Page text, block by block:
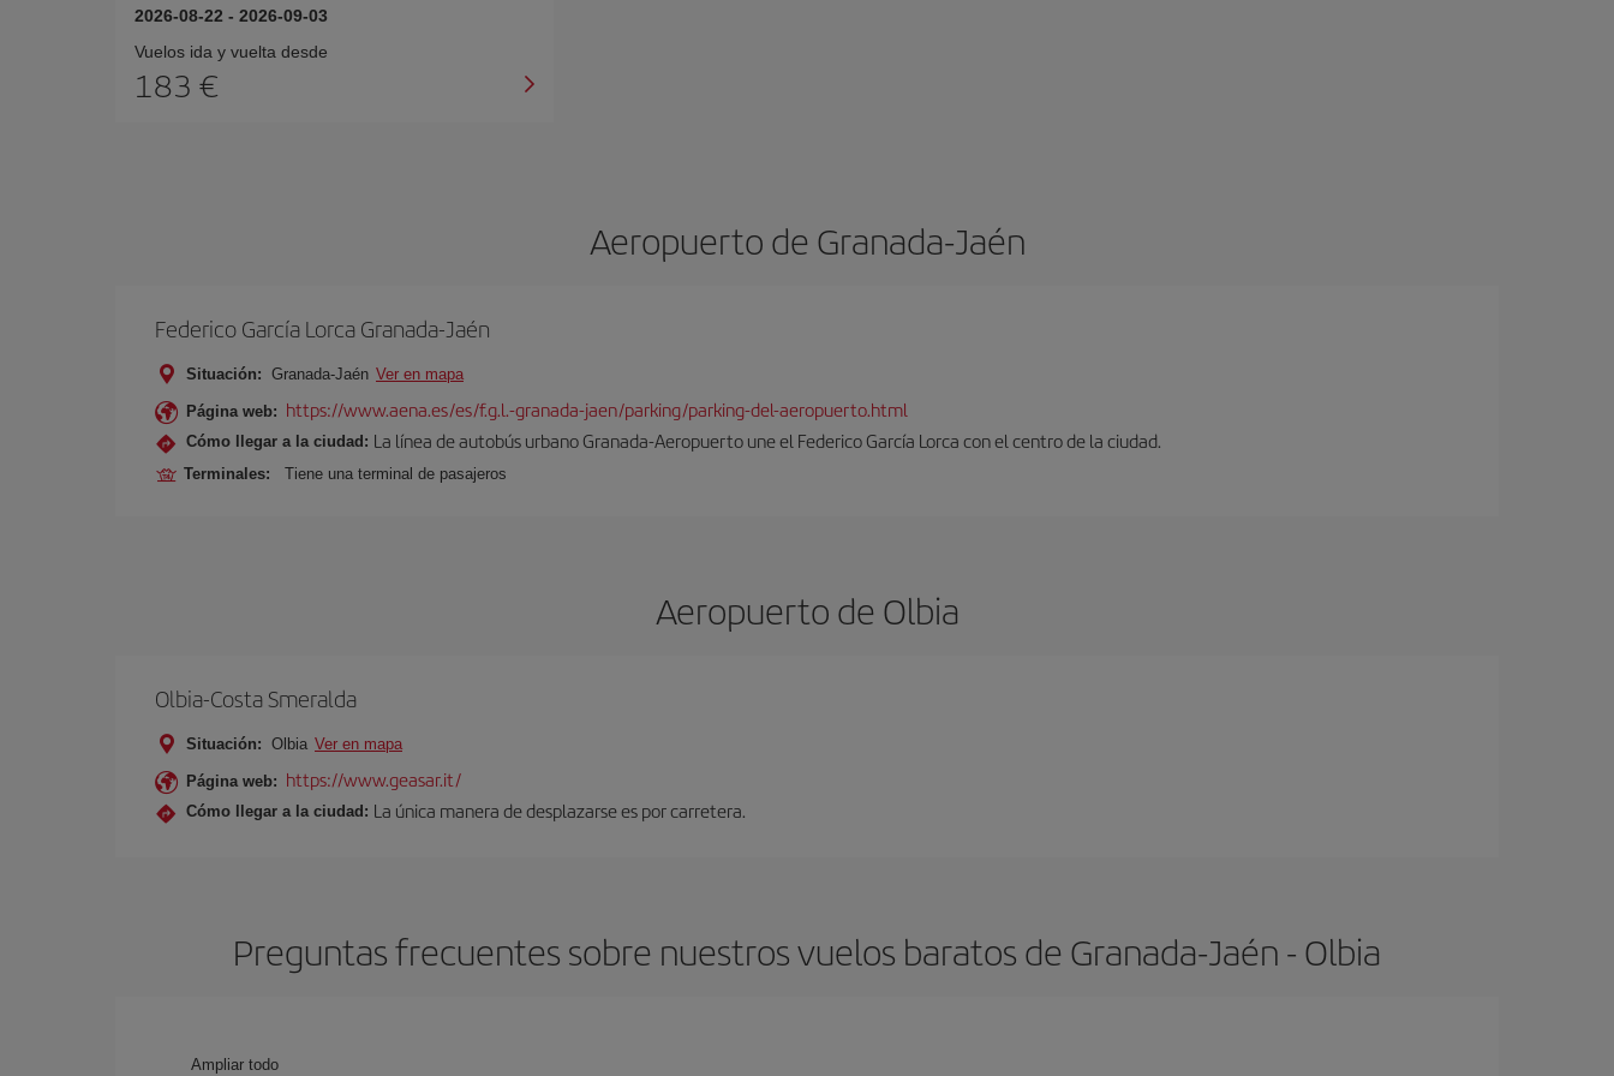
2026-08-22 - 2026-09-03
Vuelos ida y vuelta desde
183 €
Aeropuerto de Granada-Jaén
Federico García Lorca Granada-Jaén
Situación: Granada-Jaén Ver en mapa
Página web: https://www.aena.es/es/f.g.l.-granada-jaen/parking/parking-del-aeropuerto.html
Cómo llegar a la ciudad: La línea de autobús urbano Granada-Aeropuerto une el Federico García Lorca con el centro de la ciudad.
Terminales: Tiene una terminal de pasajeros
Aeropuerto de Olbia
Olbia-Costa Smeralda
Situación: Olbia Ver en mapa
Página web: https://www.geasar.it/
Cómo llegar a la ciudad: La única manera de desplazarse es por carretera.
Preguntas frecuentes sobre nuestros vuelos baratos de Granada-Jaén - Olbia
Ampliar todo